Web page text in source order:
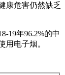
康危害仍然缺乏
19年96.2%的中
电子烟。